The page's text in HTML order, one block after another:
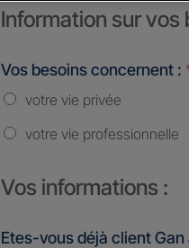
Information sur vos
Vos besoins concernent :
votre vie privée
votre vie professionnelle
Vos informations :
Etes-vous déjà client Gan